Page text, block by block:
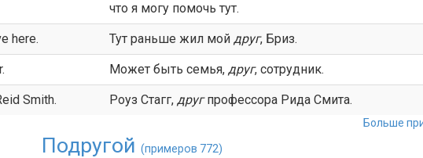
что я могу помочь тут.
here. Тут раньше жил мой друг, Бриз.
Может быть семья, друг, сотрудник.
Smith. Роуз Стагг, другпрофессора Рида Смита.
Больше
Подругой (примеров 772)